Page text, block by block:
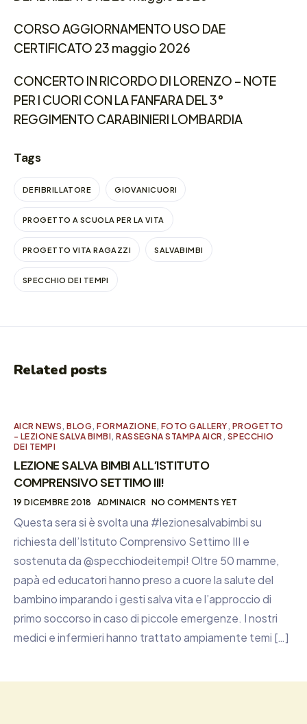
CORSO AGGIORNAMENTO USO DAE
CERTIFICATO 23 maggio 2026
CONCERTO IN RICORDO DI LORENZO – NOTE
PER I CUORI CON LA FANFARA DEL 3°
REGGIMENTO CARABINIERI LOMBARDIA
Tags
DEFIBRILLATORE GIOVANICUORI
PROGETTO A SCUOLA PER LA VITA
PROGETTO VITA RAGAZZI SALVABIMBI
SPECCHIO DEI TEMPI
Related posts
AICR NEWS,BLOG,FORMAZIONE, FOTO GALLERY, PROGETTO
- LEZIONE SALVA BIMBI,RASSEGNA STAMPA AICR, SPECCHIO
DEI TEMPI
LEZIONE SALVA BIMBI ALL’ISTITUTO
COMPRENSIVO SETTIMO III!
19 DICEMBRE 2018 ADMINAICR NO COMMENTS YET
Questa sera si è svolta una #lezionesalvabimbi su
richiesta dell’Istituto Comprensivo Settimo III e
sostenuta da @specchiodeitempi! Oltre 50 mamme,
papà ed educatori hanno preso a cuore la salute del
bambino imparando i gesti salva vita e l’approccio di
primo soccorso in caso di piccole emergenze. I nostri
medici e infermieri hanno trattato ampiamente temi […]